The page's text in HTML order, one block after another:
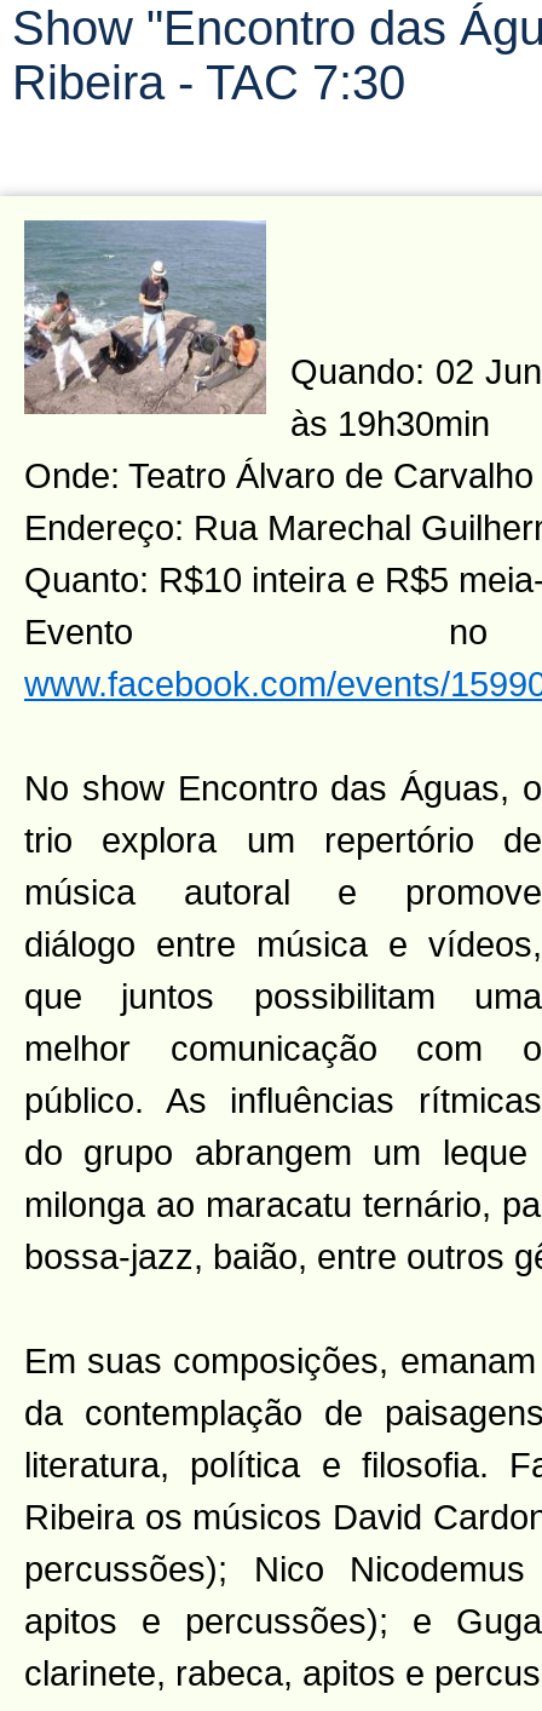
Show "Encontro das
Ribeira - TAC 7:30
Quando: 02
às 19h30min
Onde: Teatro Álvaro de
Endereço: Rua Marechal
Quanto: R$10 inteira e R$5
Evento
www.facebook.com/events/
No show Encontro das Águas, o
trio explora um repertório de
música autoral e promove
diálogo entre música e vídeos,
que juntos possibilitam uma
melhor comunicação com o
público. As influências rítmicas
do grupo abrangem um
milonga ao maracatu ternário,
bossa-jazz, baião, entre outros
Em suas composições,
da contemplação de
literatura, política e filosofia.
Ribeira os músicos David
percussões); Nico
apitos e percussões); e
clarinete, rabeca, apitos e